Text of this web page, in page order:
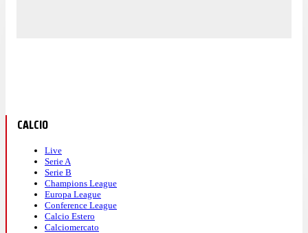
CALCIO
Live
Serie A
Serie B
Champions League
Europa League
Conference League
Calcio Estero
Calciomercato